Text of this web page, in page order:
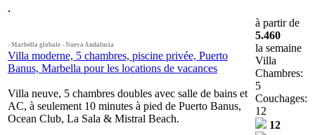
- Marbella globale - Nueva Andalucia
Villa moderne, 5 chambres, piscine privée, Puerto
Banus, Marbella pour les locations de vacances
Villa neuve, 5 chambres doubles avec salle de bains et
AC, à seulement 10 minutes à pied de Puerto Banus,
Ocean Club, La Sala & Mistral Beach.
à partir de
5.460
la semaine
Villa
Chambres:
5
Couchages:
12
12